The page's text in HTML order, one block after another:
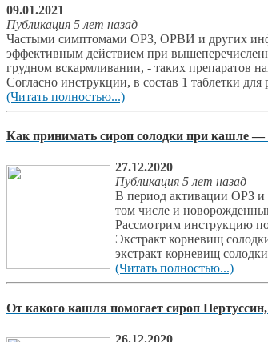
09.01.2021
Публикация 5 лет назад
Частыми симптомами ОРЗ, ОРВИ и других
эффективным действием при
грудном вскармливании, - таких препаратов
Согласно инструкции, в состав 1 таблетки
(Читать полностью...)
Как принимать сироп солодки при кашле
27.12.2020
Публикация 5 лет назад
В период активации ОРЗ и
том числе и
Рассмотрим инструкцию
Экстракт корневищ
экстракт корневищ
(Читать полностью...)
От какого кашля помогает сироп
26.12.2020